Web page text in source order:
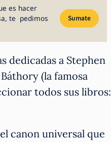
es hacer
te pedimos
Sumate
dedicadas a Stephen
(la famosa
todos sus libros:
canon universal que